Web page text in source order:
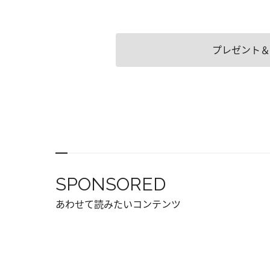
プレゼント
SPONSORED
あわせて読みたいコンテンツ